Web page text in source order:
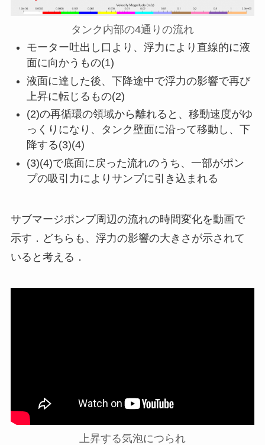
タンク内部の4通りの流れ
モーター吐出し口より、浮力により直線的に液
面に向かうもの(1)
液面に達した後、下降途中で浮力の影響で再び
上昇に転じるもの(2)
(2)の再循環の領域から離れると、移動速度がゆ
っくりになり、タンク壁面に沿って移動し、下
降する(3)(4)
(3)(4)で底面に戻った流れのうち、一部がポン
プの吸引力によりサンプに引き込まれる
サブマージポンプ周辺の流れの時間変化を動画で
示す．どちらも、浮力の影響の大きさが示されて
いると考える．
上昇する気泡につられ